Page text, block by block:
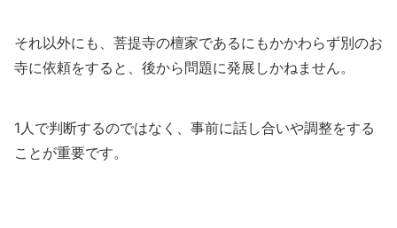
それ以外にも、菩提寺の檀家であるにもかかわらず別のお
寺に依頼をすると、後から問題に発展しかねません。
1人で判断するのではなく、事前に話し合いや調整をする
ことが重要です。